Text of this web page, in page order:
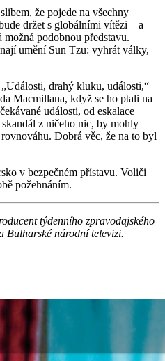
že pojede na všechny
držet s globálními vítězi – a
možná podobnou představu.
umění Sun Tzu: vyhrát války,
drahý kluku, události,“
Macmillana, když se ho ptali na
události, od eskalace
z ničeho nic, by mohly
Dobrá věc, že na to byl
v bezpečném přístavu. Voliči
požehnáním.
týdenního zpravodajského
Bulharské národní televizi.